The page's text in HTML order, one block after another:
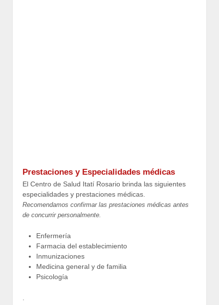
Prestaciones y Especialidades médicas
El Centro de Salud Itatí Rosario brinda las siguientes
especialidades y prestaciones médicas.
Recomendamos confirmar las prestaciones médicas antes
de concurrir personalmente.
Enfermería
Farmacia del establecimiento
Inmunizaciones
Medicina general y de familia
Psicología
.